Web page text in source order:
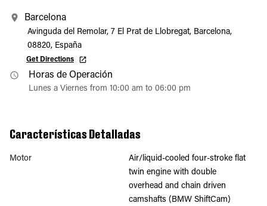
Barcelona
Avinguda del Remolar, 7 El Prat de Llobregat, Barcelona,
08820, España
Get Directions
Horas de Operación
Lunes a Viernes from 10:00 am to 06:00 pm
Características Detalladas
Motor
Air/liquid-cooled four-stroke flat
twin engine with double
overhead and chain driven
camshafts (BMW ShiftCam)